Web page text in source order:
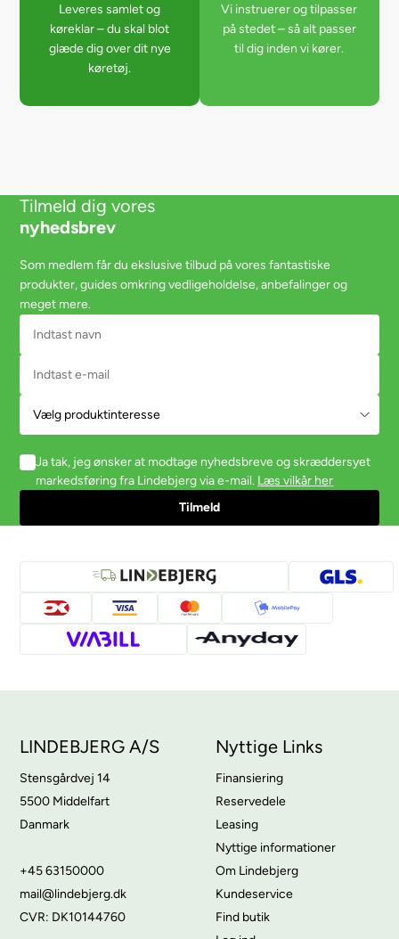
Leveres samlet og
køreklar – du skal blot
glæde dig over dit nye
køretøj.
Vi instruerer og tilpasser
på stedet – så alt passer
til dig inden vi kører.
Tilmeld dig vores
nyhedsbrev
Som medlem får du ekslusive tilbud på vores fantastiske
produkter, guides omkring vedligeholdelse, anbefalinger og
meget mere.
Ja tak, jeg ønsker at modtage nyhedsbreve og skræddersyet
markedsføring fra Lindebjerg via e-mail. Læs vilkår her
LINDEBJERG A/S
Stensgårdvej 14
5500 Middelfart
Danmark
+45 63150000
mail@lindebjerg.dk
CVR: DK10144760
Nyttige Links
Finansiering
Reservedele
Leasing
Nyttige informationer
Om Lindebjerg
Kundeservice
Find butik